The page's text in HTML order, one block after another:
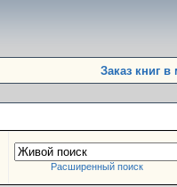
Заказ книг
Расширенный поиск